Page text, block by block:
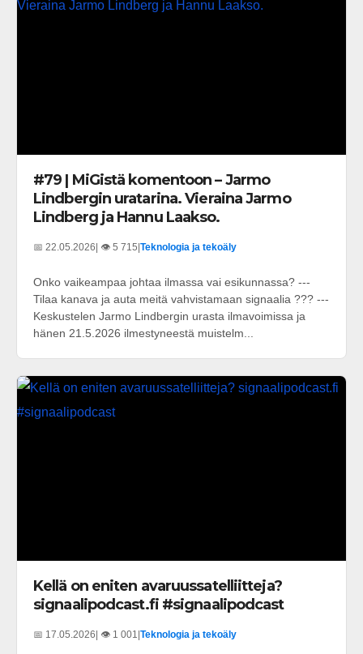
#79 | MiGistä komentoon – Jarmo
Lindbergin uratarina. Vieraina Jarmo
Lindberg ja Hannu Laakso.
📅 22.05.2026| 👁️ 5 715|Teknologia ja tekoäly
Onko vaikeampaa johtaa ilmassa vai esikunnassa? ---
Tilaa kanava ja auta meitä vahvistamaan signaalia ??? ---
Keskustelen Jarmo Lindbergin urasta ilmavoimissa ja
hänen 21.5.2026 ilmestyneestä muistelm...
Kellä on eniten avaruussatelliitteja?
signaalipodcast.fi #signaalipodcast
📅 17.05.2026 | 👁️ 1 001 Teknologia ja tekoäly